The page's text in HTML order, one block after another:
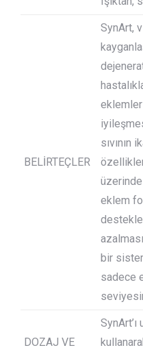
BELİRTEÇLER
SynArt,
sıvının
eklem
bir
sadece
DOZAJ VE